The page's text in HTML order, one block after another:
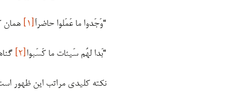
“وَجَدوا ما عَمَلوا حاضراَ[۱] همان
“بَدا لهُم سَیئات ما کَسَبوا[۲]
نکته کلیدی مراتب این ظهور